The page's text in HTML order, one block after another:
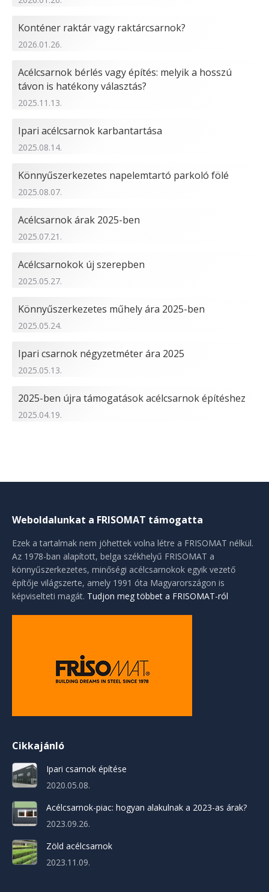
Konténer raktár vagy raktárcsarnok?
2026.01.26.
Acélcsarnok bérlés vagy építés: melyik a hosszú
távon is hatékony választás?
2025.11.13.
Ipari acélcsarnok karbantartása
2025.08.14.
Könnyűszerkezetes napelemtartó parkoló fölé
2025.08.07.
Acélcsarnok árak 2025-ben
2025.07.21.
Acélcsarnokok új szerepben
2025.05.27.
Könnyűszerkezetes műhely ára 2025-ben
2025.05.24.
Ipari csarnok négyzetméter ára 2025
2025.05.13.
2025-ben újra támogatások acélcsarnok építéshez
2025.04.19.
Weboldalunkat a FRISOMAT támogatta
Ezek a tartalmak nem jöhettek volna létre a FRISOMAT nélkül.
Az 1978-ban alapított, belga székhelyű FRISOMAT a
könnyűszerkezetes, minőségi acélcsarnokok egyik vezető
építője világszerte, amely 1991 óta Magyarországon is
képviselteti magát. Tudjon meg többet a FRISOMAT-ról
Cikkajánló
Ipari csarnok építése
2020.05.08.
Acélcsarnok-piac: hogyan alakulnak a 2023-as árak?
2023.09.26.
Zöld acélcsarnok
2023.11.09.